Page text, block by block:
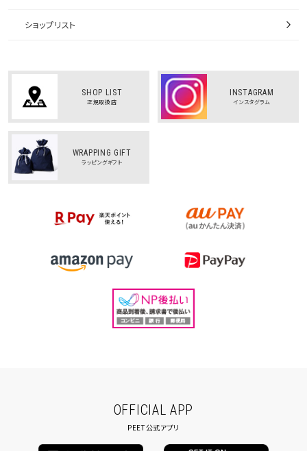
ショップリスト
SHOP LIST
正規取扱店
INSTAGRAM
インスタグラム
WRAPPING GIFT
ラッピングギフト
OFFICIAL APP
PEET公式アプリ